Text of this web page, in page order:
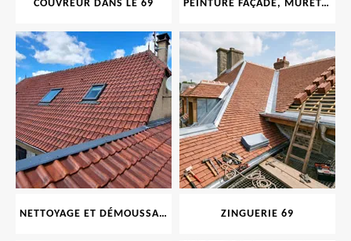
COUVREUR DANS LE 69 PEINTURE FAÇADE, MURET, TOITURE, BOISERIE, FERRONERIE, GOUTTIÈRE 69
NETTOYAGE ET DÉMOUSSAGE DE TOITURE ET FAÇADE 69 ZINGUERIE 69